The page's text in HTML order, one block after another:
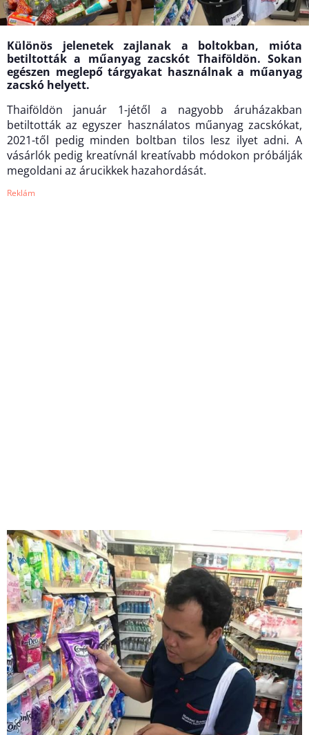
Különös jelenetek zajlanak a boltokban, mióta
betiltották a műanyag zacskót Thaiföldön. Sokan
egészen meglepő tárgyakat használnak a műanyag
zacskó helyett.
Thaiföldön január 1-jétől a nagyobb áruházakban
betiltották az egyszer használatos műanyag zacskókat,
2021-től pedig minden boltban tilos lesz ilyet adni. A
vásárlók pedig kreatívnál kreatívabb módokon próbálják
megoldani az árucikkek hazahordását.
Reklám